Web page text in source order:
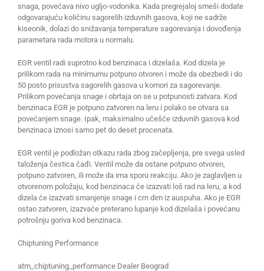
snaga, povećava nivo ugljo-vodonika. Kada pregrejaloj smeši dodate
odgovarajuću količinu sagorelih izduvnih gasova, koji ne sadrže
kiseonik, dolazi do snižavanja temperature sagorevanja i dovođenja
parametara rada motora u normalu.
EGR ventil radi suprotno kod benzinaca i dizelaša. Kod dizela je
prilikom rada na minimumu potpuno otvoren i može da obezbedi i do
50 posto prisustva sagorelih gasova u komori za sagorevanje.
Prilikom povećanja snage i obrtaja on se u potpunosti zatvara. Kod
benzinaca EGR je potpuno zatvoren na leru i polako se otvara sa
povećanjem snage. Ipak, maksimalno učešće izduvnih gasova kod
benzinaca iznosi samo pet do deset procenata.
EGR ventil je podložan otkazu rada zbog začepljenja, pre svega usled
taloženja čestica čađi. Ventil može da ostane potpuno otvoren,
potpuno zatvoren, ili može da ima sporu reakciju. Ako je zaglavljen u
otvorenom položaju, kod benzinaca će izazvati loš rad na leru, a kod
dizela će izazvati smanjenje snage i crn dim iz auspuha. Ako je EGR
ostao zatvoren, izazvaće preterano lupanje kod dizelaša i povećanu
potrošnju goriva kod benzinaca.
Chiptuning Performance
atm_chiptuning_performance Dealer Beograd